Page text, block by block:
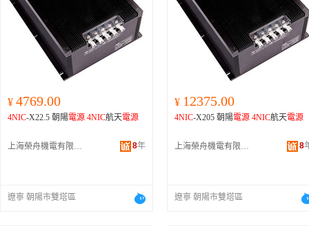
¥ 4769.00
4NIC-X22.5 朝陽電源 4NIC航天電源
上海榮舟機電有限公司 8年
遼寧 朝陽市雙塔區
¥ 12375.00
4NIC-X205 朝陽電源 4NIC航天電源
上海榮舟機電有限公司 8
遼寧 朝陽市雙塔區